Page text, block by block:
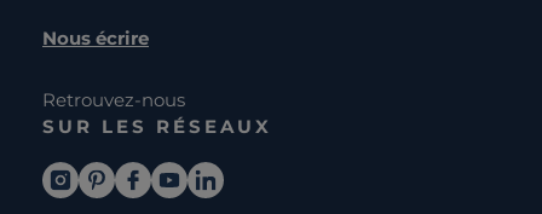
Nous écrire
Retrouvez-nous
SUR LES RÉSEAUX